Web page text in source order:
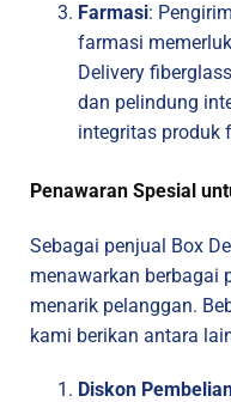
Farmasi:
farmasi
Delivery
dan pelindung
integritas produk
Penawaran Spesial
Sebagai penjual Box
menawarkan berbagai
menarik pelanggan.
kami berikan antara
Diskon